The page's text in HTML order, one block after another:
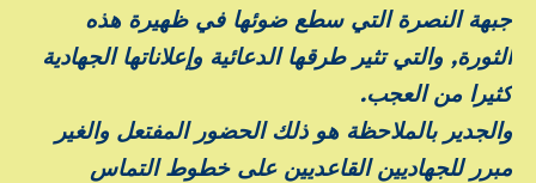
جبهة النصرة التي سطع ضوئها في ظهيرة هذه
الثورة, والتي تثير طرقها الدعائية وإعلاناتها الجهادية
كثيرا من العجب.
والجدير بالملاحظة هو ذلك الحضور المفتعل والغير
مبرر للجهاديين القاعديين على خطوط التماس